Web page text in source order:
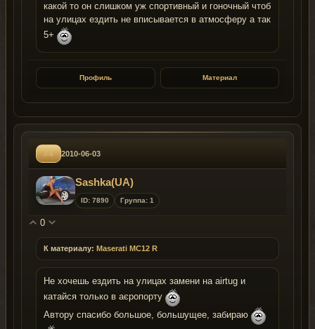
какой то он слишком уж спортивный и гоночный чтоб
на улицах ездить не вписывается в атмосферу а так
5+
Профиль Материал
#4 2010-06-03
Sashka(UA)
ID: 7890 Группа: 1
0
К материалу: Maserati MC12 R
Не хочешь ездить на улицах замени на airtug и
катайся только в аєропорту
Автору спасибо большое, большущее, забираю